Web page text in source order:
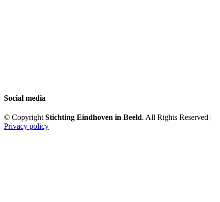
Social media
© CopyrightStichting Eindhoven in Beeld. All Rights Reserved |
Privacy policy